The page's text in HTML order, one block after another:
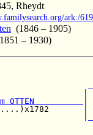
Rheydt
ark:/
(1846 – 1905)
– 1930)
OTTEN
(1740-
|